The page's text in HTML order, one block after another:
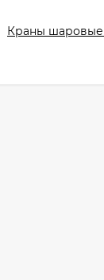
Краны шаровые